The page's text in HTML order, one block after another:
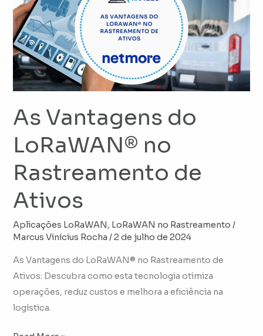
As Vantagens do
LoRaWAN® no
Rastreamento de
Ativos
Aplicações LoRaWAN, LoRaWAN no Rastreamento /
Marcus Vinícius Rocha/2 de julho de 2024
As Vantagens do LoRaWAN® no Rastreamento de
Ativos: Descubra como esta tecnologia otimiza
operações, reduz custos e melhora a eficiência na
logística.
do
LoRaWAN®
no
Rastreamento
de
Ativos